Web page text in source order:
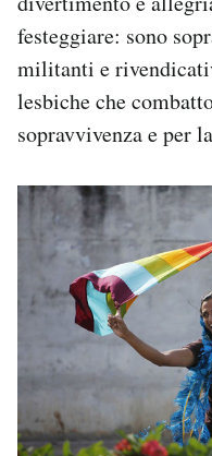
festeggiare: sono
militanti e
lesbiche che
sopravvivenza e per